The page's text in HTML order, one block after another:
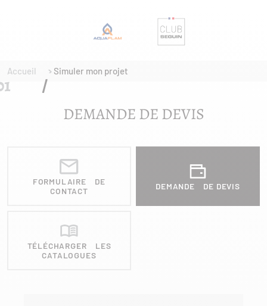
Accueil Simuler mon projet
DEMANDE DE DEVIS
FORMULAIRE DE
CONTACT
DEMANDE DE DEVIS
TÉLÉCHARGER LES
CATALOGUES